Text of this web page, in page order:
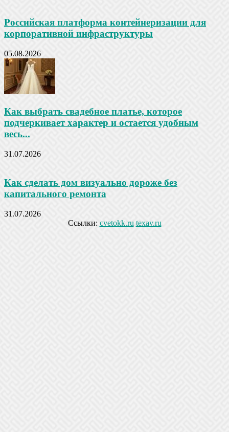
Российская платформа контейнеризации для
корпоративной инфраструктуры
05.08.2026
Как выбрать свадебное платье, которое
подчеркивает характер и остается удобным
весь...
31.07.2026
Как сделать дом визуально дороже без
капитального ремонта
31.07.2026
Ссылки: cvetokk.ru texav.ru